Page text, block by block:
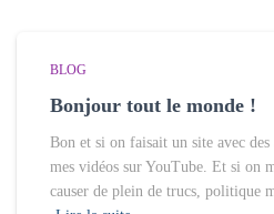
BLOG
Bonjour tout le monde !
Bon et si on faisait un site avec
mes vidéos sur YouTube. Et si on
causer de plein de trucs, politique